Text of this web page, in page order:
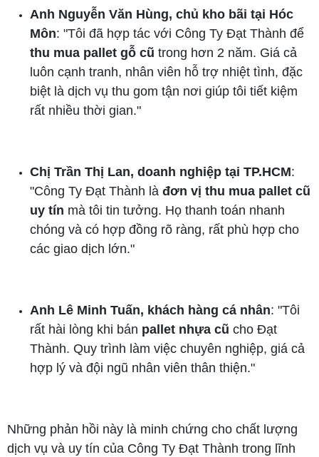
Anh Nguyễn Văn Hùng, chủ kho bãi tại Hóc
Môn: "Tôi đã hợp tác với Công Ty Đạt Thành để
thu mua pallet gỗ cũ trong hơn 2 năm. Giá cả
luôn cạnh tranh, nhân viên hỗ trợ nhiệt tình, đặc
biệt là dịch vụ thu gom tận nơi giúp tôi tiết kiệm
rất nhiều thời gian."
Chị Trần Thị Lan, doanh nghiệp tại TP.HCM:
"Công Ty Đạt Thành là đơn vị thu mua pallet cũ
uy tín mà tôi tin tưởng. Họ thanh toán nhanh
chóng và có hợp đồng rõ ràng, rất phù hợp cho
các giao dịch lớn."
Anh Lê Minh Tuấn, khách hàng cá nhân: "Tôi
rất hài lòng khi bán pallet nhựa cũ cho Đạt
Thành. Quy trình làm việc chuyên nghiệp, giá cả
hợp lý và đội ngũ nhân viên thân thiện."
Những phản hồi này là minh chứng cho chất lượng
dịch vụ và uy tín của Công Ty Đạt Thành trong lĩnh